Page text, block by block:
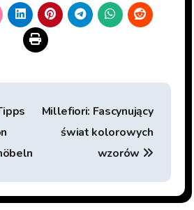
Millefiori: Fascynujący
świat kolorowych
wzorów